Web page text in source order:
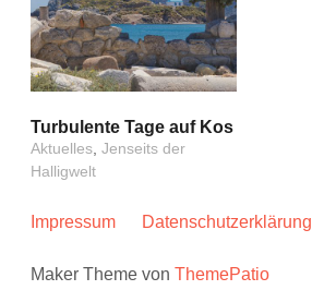
Turbulente Tage auf Kos
Aktuelles ,Jenseits der
Halligwelt
Impressum Datenschutzerklärung
Maker Theme vonThemePatio